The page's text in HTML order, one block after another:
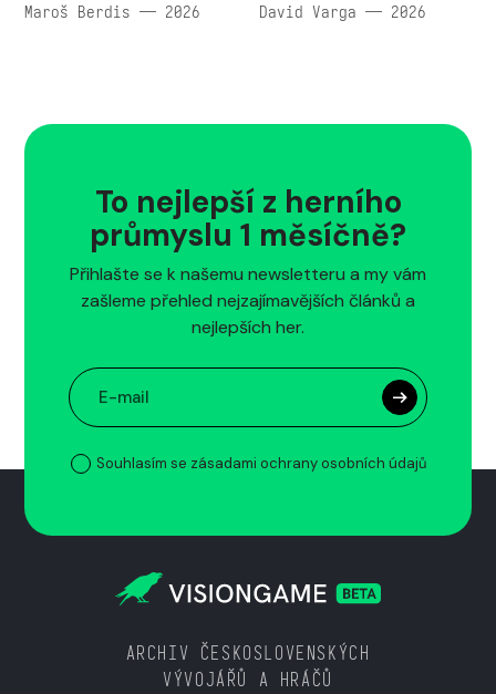
Maroš Berdis — 2026 David Varga — 2026
To nejlepší z herního
průmyslu 1 měsíčně?
Přihlašte se k našemu newsletteru a my vám
zašleme přehled nejzajímavějších článků a
nejlepších her.
Souhlasím se zásadami ochrany osobních údajů
ARCHIV ČESKOSLOVENSKÝCH
VÝVOJÁŘŮ A HRÁČŮ